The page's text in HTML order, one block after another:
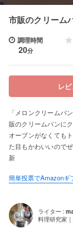
市販のクリーム
調理時間
20分
レ
「メロンクリームパ
販のクリームパンに
オーブンがなくても
た目もかわいいので
新
簡単投票でAmazonギ
ライター :
料理研究家